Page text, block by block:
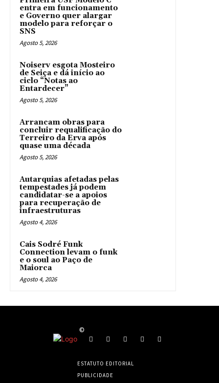
entra em funcionamento
e Governo quer alargar
modelo para reforçar o
SNS
Agosto 5, 2026
Noiserv esgota Mosteiro
de Seiça e dá início ao
ciclo “Notas ao
Entardecer”
Agosto 5, 2026
Arrancam obras para
concluir requalificação do
Terreiro da Erva após
quase uma década
Agosto 5, 2026
Autarquias afetadas pelas
tempestades já podem
candidatar-se a apoios
para recuperação de
infraestruturas
Agosto 4, 2026
Cais Sodré Funk
Connection levam o funk
e o soul ao Paço de
Maiorca
Agosto 4, 2026
©
ESTATUTO EDITORIAL
PUBLICIDADE